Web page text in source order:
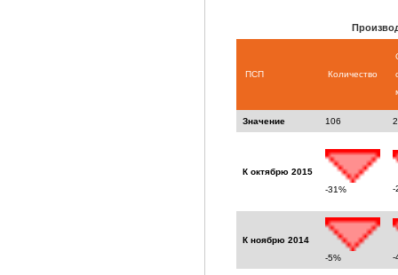
ПСП Количество
Значение 106
К октябрю 2015
-31%
-
К ноябрю 2014
-5%
-